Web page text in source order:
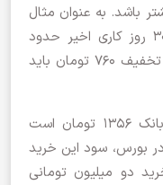
باشد. به عنوان مثال
متوسط قیمت سهام بانک ملت در ۳۰ روز کاری اخیر حدود
۹۵۰ تومان بوده است که با ۲۰ درصد تخفیف ۷۶۰ تومان باید
در حالی که قیمت فعلی سهام این بانک ۱۳۵۶ تومان است
بورس، سود این خرید
دو میلیون تومانی